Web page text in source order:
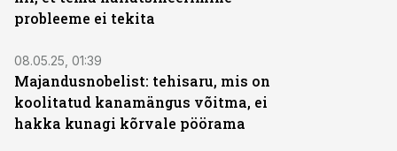
probleeme ei tekita
08.05.25, 01:39
Majandusnobelist: tehisaru, mis on
koolitatud kanamängus võitma, ei
hakka kunagi kõrvale pöörama